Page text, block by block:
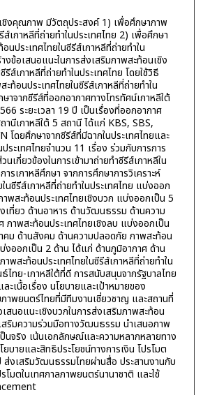
ชิงคุณภาพ มีวัตถุประสงค์ 1) เพื่อศึกษาภาพ
ส์เกาหลีที่ถ่ายทำในประเทศไทย 2) เพื่อศึกษา
ประเทศไทยในซีรีส์เกาหลีที่ถ่ายทำใน
งข้อเสนอแนะในการส่งเสริมภาพสะท้อนเชิง
รีส์เกาหลีที่ถ่ายทำในประเทศไทย โดยใช้วิธี
ะท้อนประเทศไทยในซีรีส์เกาหลีที่ถ่ายทำใน
ษาจากซีรีส์ที่ออกอากาศทางโทรทัศน์เกาหลีใต้
ระยะเวลา 19 ปี เป็นเรื่องที่ออกอากาศ
านีเกาหลีใต้ 5 สถานี ได้แก่ KBS, SBS,
โดยศึกษาจากซีรีส์ที่มีฉากในประเทศไทยและ
ประเทศไทยจำนวน 11 เรื่อง ร่วมกับการการ
เกี่ยวข้องในการเข้ามาถ่ายทำซีรีส์เกาหลีใน
ารเกาหลีศึกษา จากการศึกษาการวิเคราะห์
นซีรีส์เกาหลีที่ถ่ายทำในประเทศไทย แบ่งออก
าพสะท้อนประเทศไทยเชิงบวก แบ่งออกเป็น 5
เที่ยว ด้านอาหาร ด้านวัฒนธรรม ด้านความ
ภาพสะท้อนประเทศไทยเชิงลบ แบ่งออกเป็น
คม ด้านสังคม ด้านความปลอดภัย ภาพสะท้อน
งออกเป็น 2 ด้าน ได้แก่ ด้านภูมิอากาศ ด้าน
พสะท้อนประเทศไทยในซีรีส์เกาหลีที่ถ่ายทำใน
ไทย-เกาหลีใต้ที่ดี การสนับสนุนจากรัฐบาลไทย
ะเนื้อเรื่อง นโยบายและเป้าหมายของ
าพยนตร์ไทยที่มีทีมงานเชี่ยวชาญ และสถานที่
สนอแนะเชิงบวกในการส่งเสริมภาพสะท้อน
สริมความร่วมมือทางวัฒนธรรม นำเสนอภาพ
นจริง เน้นเอกลักษณ์และความหลากหลายทาง
ายและสิทธิประโยชน์ทางการเงิน โปรโมต
งเสริมวัฒนธรรมไทยผ่านสื่อ ประสานงานกับ
โมตในเทศกาลภาพยนตร์นานาชาติ และใช้